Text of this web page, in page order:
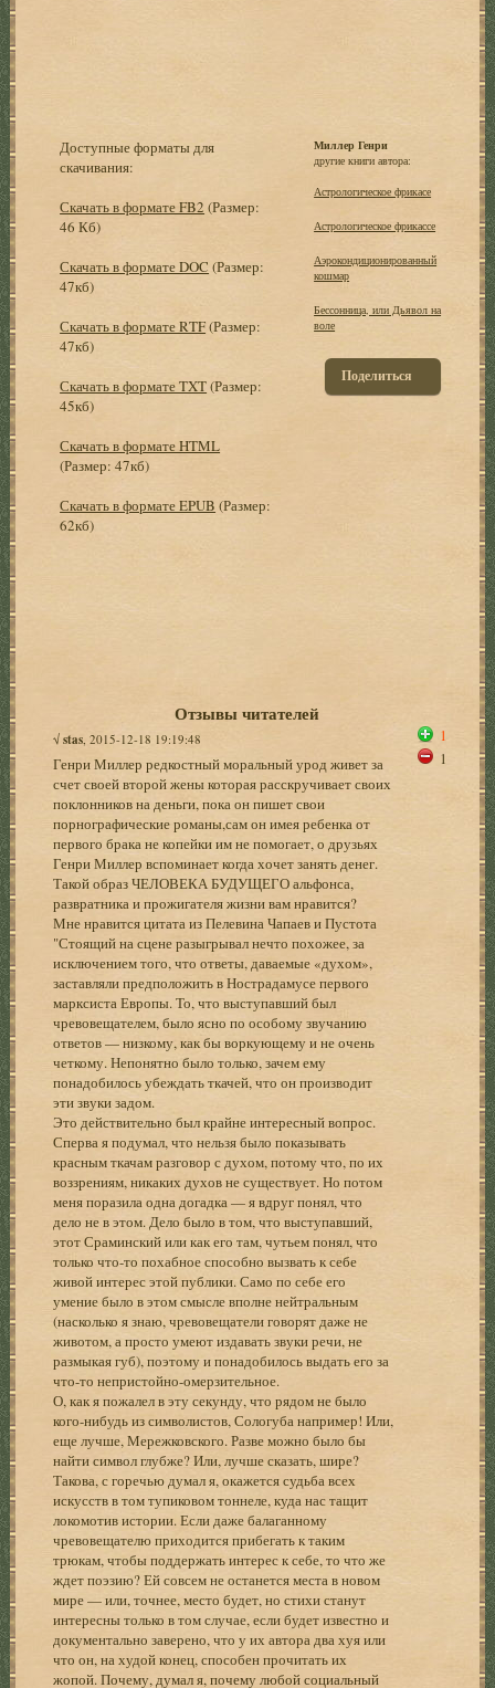
Доступные форматы для
скачивания:
Скачать в формате FB2 (Размер:
46 Кб)
Скачать в формате DOC (Размер:
47кб)
Скачать в формате RTF(Размер:
47кб)
Скачать в формате TXT(Размер:
45кб)
Скачать в формате HTML
(Размер: 47кб)
Скачать в формате EPUB (Размер:
62кб)
Миллер Генри
другие книги автора:
Астрологическое фрикасе
Астрологическое фрикассе
Аэрокондиционированный
кошмар
Бессонница, или Дьявол на
воле
Поделиться
Отзывы читателей
√stas , 2015-12-18 19:19:48
Генри Миллер редкостный моральный урод живет за
счет своей второй жены которая расскручивает своих
поклонников на деньги, пока он пишет свои
порнографические романы,сам он имея ребенка от
первого брака не копейки им не помогает, о друзьях
Генри Миллер вспоминает когда хочет занять денег.
Такой образ ЧЕЛОВЕКА БУДУЩЕГО альфонса,
развратника и прожигателя жизни вам нравится?
Мне нравится цитата из Пелевина Чапаев и Пустота
"Стоящий на сцене разыгрывал нечто похожее, за
исключением того, что ответы, даваемые «духом»,
заставляли предположить в Нострадамусе первого
марксиста Европы. То, что выступавший был
чревовещателем, было ясно по особому звучанию
ответов — низкому, как бы воркующему и не очень
четкому. Непонятно было только, зачем ему
понадобилось убеждать ткачей, что он производит
эти звуки задом.
Это действительно был крайне интересный вопрос.
Сперва я подумал, что нельзя было показывать
красным ткачам разговор с духом, потому что, по их
воззрениям, никаких духов не существует. Но потом
меня поразила одна догадка — я вдруг понял, что
дело не в этом. Дело было в том, что выступавший,
этот Сраминский или как его там, чутьем понял, что
только что-то похабное способно вызвать к себе
живой интерес этой публики. Само по себе его
умение было в этом смысле вполне нейтральным
(насколько я знаю, чревовещатели говорят даже не
животом, а просто умеют издавать звуки речи, не
размыкая губ), поэтому и понадобилось выдать его за
что-то непристойно-омерзительное.
О, как я пожалел в эту секунду, что рядом не было
кого-нибудь из символистов, Сологуба например! Или,
еще лучше, Мережковского. Разве можно было бы
найти символ глубже? Или, лучше сказать, шире?
Такова, с горечью думал я, окажется судьба всех
искусств в том тупиковом тоннеле, куда нас тащит
локомотив истории. Если даже балаганному
чревовещателю приходится прибегать к таким
трюкам, чтобы поддержать интерес к себе, то что же
ждет поэзию? Ей совсем не останется места в новом
мире — или, точнее, место будет, но стихи станут
интересны только в том случае, если будет известно и
документально заверено, что у их автора два хуя или
что он, на худой конец, способен прочитать их
жопой. Почему, думал я, почему любой социальный
1
1